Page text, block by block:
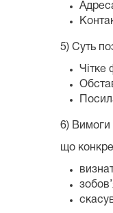
5) Суть
Чітке
6) Вимоги
що